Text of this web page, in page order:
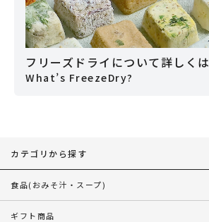
フリーズドライについて詳しくは
What’s FreezeDry?
カテゴリから探す
食品(おみそ汁・スープ)
ギフト商品